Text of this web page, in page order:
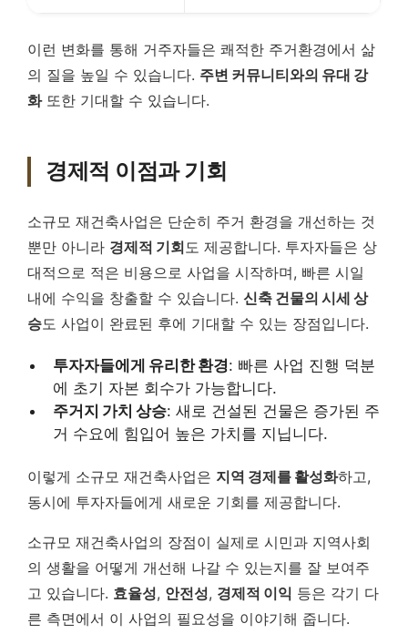
이런 변화를 통해 거주자들은 쾌적한 주거환경에서 삶
의 질을 높일 수 있습니다. 주변 커뮤니티와의 유대 강
화또한 기대할 수 있습니다.
경제적 이점과 기회
소규모 재건축사업은 단순히 주거 환경을 개선하는 것
뿐만 아니라 경제적 기회 도 제공합니다. 투자자들은 상
대적으로 적은 비용으로 사업을 시작하며, 빠른 시일
내에 수익을 창출할 수 있습니다. 신축 건물의 시세 상
승도 사업이 완료된 후에 기대할 수 있는 장점입니다.
투자자들에게 유리한 환경: 빠른 사업 진행 덕분
에 초기 자본 회수가 가능합니다.
주거지 가치 상승: 새로 건설된 건물은 증가된 주
거 수요에 힘입어 높은 가치를 지닙니다.
이렇게 소규모 재건축사업은 지역 경제를 활성화하고,
동시에 투자자들에게 새로운 기회를 제공합니다.
소규모 재건축사업의 장점이 실제로 시민과 지역사회
의 생활을 어떻게 개선해 나갈 수 있는지를 잘 보여주
고 있습니다. 효율성, 안전성, 경제적 이익 등은 각기 다
른 측면에서 이 사업의 필요성을 이야기해 줍니다.